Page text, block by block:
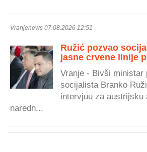
Vranjenews 07.08.2026 12:51
Ružić pozvao
jasne crvene linije
Vranje - Bivši ministar
socijalista Branko
intervjuu za austrijsku
naredn...